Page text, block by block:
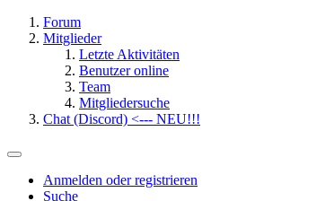
Forum
Mitglieder
Letzte Aktivitäten
Benutzer online
Team
Mitgliedersuche
Chat (Discord) <--- NEU!!!
Anmelden oder registrieren
Suche